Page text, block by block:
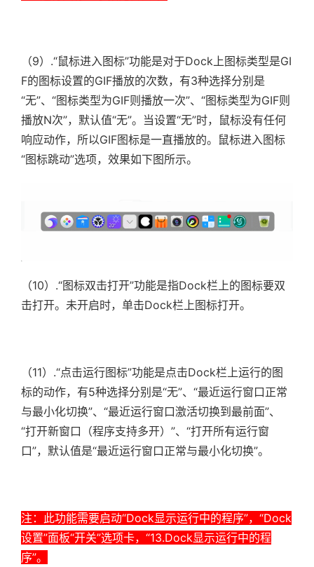
（9）.“鼠标进入图标”功能是对于Dock上图标类型是GI
F的图标设置的GIF播放的次数，有3种选择分别是
“无”、“图标类型为GIF则播放一次”、“图标类型为GIF则
播放N次”，默认值“无”。当设置“无”时，鼠标没有任何
响应动作，所以GIF图标是一直播放的。鼠标进入图标
“图标跳动”选项，效果如下图所示。
（10）.“图标双击打开”功能是指Dock栏上的图标要双
击打开。未开启时，单击Dock栏上图标打开。
（11）.“点击运行图标”功能是点击Dock栏上运行的图
标的动作，有5种选择分别是“无”、“最近运行窗口正常
与最小化切换”、“最近运行窗口激活切换到最前面”、
“打开新窗口（程序支持多开）”、“打开所有运行窗
口”，默认值是“最近运行窗口正常与最小化切换”。
注：此功能需要启动“Dock显示运行中的程序”，“Dock
设置”面板“开关”选项卡，“13.Dock显示运行中的程
序”。